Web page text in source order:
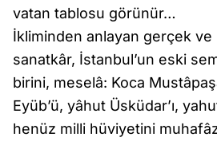
vatan tablosu görünür…
İkliminden anlayan gerçek ve
sanatkâr, İstanbul’un eski
birini, meselâ: Koca
Eyüb’ü, yâhut Üsküdar’ı,
henüz milli hüviyetini